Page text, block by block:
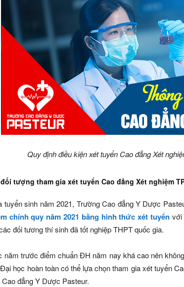
Quy định điều kiện xét tuyển Cao đẳng Xét
tượng tham gia xét tuyển Cao đẳng Xét nghiệm
tuyển sinh năm 2021, Trường Cao đẳng Y Dược
chính quy năm 2021 bằng hình thức xét tuyểnvới
đối tương thí sinh đã tốt nghiệp THPT quốc gia.
năm trước điểm chuẩn ĐH năm nay khá cao nên
học hoàn toàn có thể lựa chọn tham gia xét tuyển
đẳng Y Dược Pasteur.